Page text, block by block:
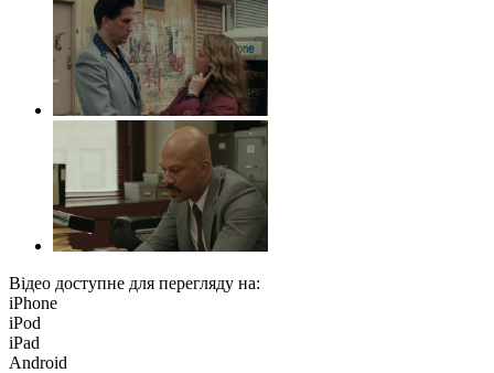
Відео доступне для перегляду на:
iPhone
iPod
iPad
Android